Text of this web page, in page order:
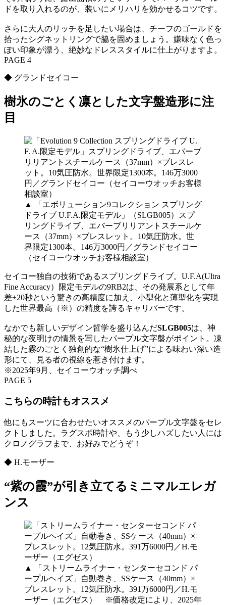
ドを取り入れるのが、装いにメリハリを効かせるコツです。
さらに大人のリッチを足したい場合は、チーフのゴールドを
拾ったシグネットリングで脇を固めましょう。嫌味なく色っ
ぽい印象が漂う、絶妙なドレススタイルに仕上がりますよ。
PAGE 4
◆ グランドセイコー
樹氷のごとく凛とした文字盤造形に注
目
▲ 「エボリューション9コレクション スプリング
ドライブ U.F.A.限定モデル」（SLGB005）スプ
リングドライブ、エバーブリリアントスチールケ
ース（37mm）×ブレスレット。10気圧防水。世
界限定1300本。146万3000円／グランドセイコー
（セイコーウオッチお客様相談室）
セイコー独自の技術であるスプリングドライブ。U.F.A(Ultra
Fine Accuracy）限定モデルの9RB2は、その発展系として年
差±20秒という驚きの高精度に加え、小型化と薄型化を実現
した世界最高（※）の精度を誇るキャリバーです。
なかでも新しいデザイン哲学を盛り込んだSLGB005は、神
秘的な夜明けの情景を写したパープル文字盤がポイント。凍
結した霧のごとく独創的な“樹氷仕上げ”による味わい深い造
形にて、見る者の視線を惹き付けます。
※2025年9月、セイコーウオッチ調べ
PAGE 5
こちらの時計もオススメ
他にもスーツに合わせたいオススメのパープル文字盤をセレ
クトしました。ラグスポ時計や、もう少しハズしたい人には
クロノグラフまで、お好みでどうぞ！
◆ H.モーザー
“紫の霞”が引き立てるミニマルエレガ
ンス
▲ 「ストリームライナー・センターセコンド パ
ープルヘイズ」自動巻き、SSケース（40mm）×
ブレスレット。12気圧防水。391万6000円／H.モ
ーザー（エグゼス） ※価格改定により、2025年